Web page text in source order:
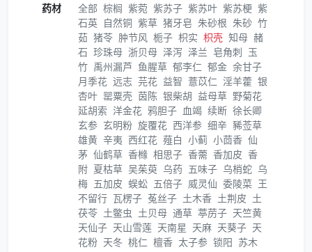
药材 全部 棕榈 紫菀 紫苏子 紫苏叶 紫苏梗 紫
石英 自然铜 紫草 猪牙皂 朱砂根 朱砂 竹
茹 猪苓 肿节风 栀子 枳实 枳壳 知母 赭
石 珍珠母 浙贝母 泽泻 泽兰 皂角刺 玉
竹 禹州漏芦 鱼腥草 郁李仁 郁金 余甘子
月季花 远志 芫花 益智 薏苡仁 淫羊藿 银
杏叶 罂粟壳 茵陈 银柴胡 益母草 野菊花
延胡索 洋金花 鸦胆子 血竭 续断 徐长卿
玄参 玄明粉 旋覆花 西洋参 细辛 豨莶草
雄黄 辛夷 西红花 薤白 小蓟 小茴香 仙
茅 仙鹤草 香橼 相思子 香薷 香加皮 香
附 夏枯草 吴茱萸 乌药 五味子 乌梢蛇 乌
梅 五加皮 蜈蚣 五倍子 威灵仙 委陵菜 王
不留行 瓦楞子 菟丝子 土木香 土荆皮 土
茯苓 土鳖虫 土贝母 通草 葶苈子 天竺黄
天仙子 天山雪莲 天南星 天麻 天葵子 天
花粉 天冬 桃仁 檀香 太子参 锁阳 苏木